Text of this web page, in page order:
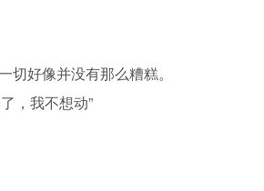
好像并没有那么糟糕。
，我不想动”